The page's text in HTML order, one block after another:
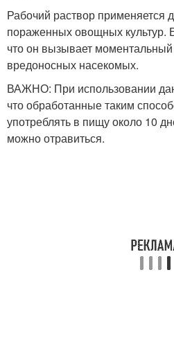
Рабочий раствор применяется
пораженных овощных культур.
что он вызывает
вредоносных насекомых.
ВАЖНО: При использовании
что обработанные таким
употреблять в пищу около 10
можно отравиться.